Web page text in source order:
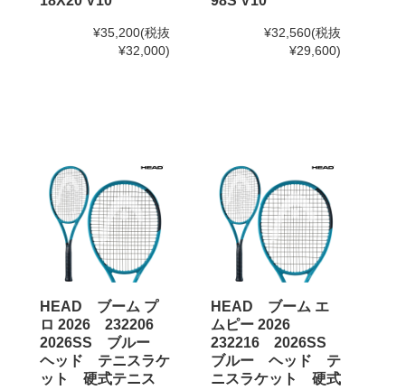
¥35,200(税抜
¥32,000)
¥32,560(税抜
¥29,600)
HEAD ブーム プ
ロ 2026 232206
2026SS ブルー
ヘッド テニスラケ
ット 硬式テニス
HEAD ブーム エ
ムピー 2026
232216 2026SS
ブルー ヘッド テ
ニスラケット 硬式